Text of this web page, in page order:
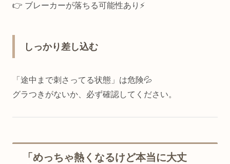
👉 ブレーカーが落ちる可能性あり⚡
しっかり差し込む
「途中まで刺さってる状態」は危険💦
グラつきがないか、必ず確認してください。
「めっちゃ熱くなるけど本当に大丈